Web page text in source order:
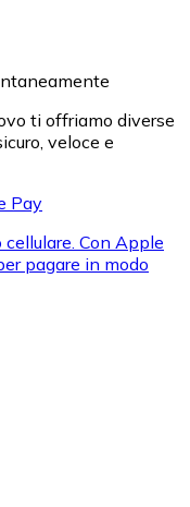
e altri mezzi di
ti offriamo diverse
veloce e
Pay
Con Apple
pagare in modo